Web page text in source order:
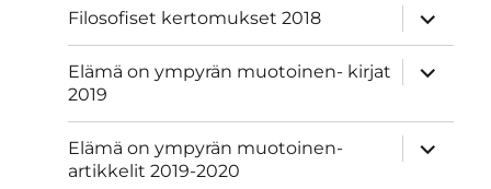
Filosofiset kertomukset 2018
näytä
Elämä on ympyrän muotoinen- kirjat
2019
näytä
Elämä on ympyrän muotoinen-
artikkelit 2019-2020
näytä